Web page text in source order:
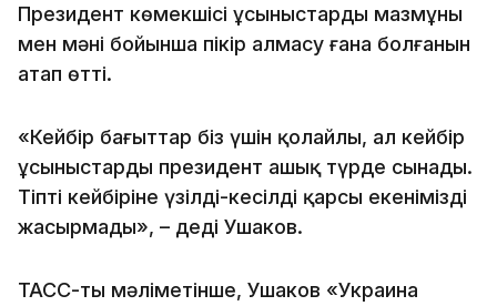
Президент көмекшісі ұсыныстардың мазмұны
мен мәні бойынша пікір алмасу ғана болғанын
атап өтті.
«Кейбір бағыттар біз үшін қолайлы, ал кейбір
ұсыныстарды президент ашық түрде сынады.
Тіпті кейбіріне үзілді-кесілді қарсы екенімізді
жасырмады», – деді Ушаков.
ТАСС-тың мәліметінше, Ушаков «Украина